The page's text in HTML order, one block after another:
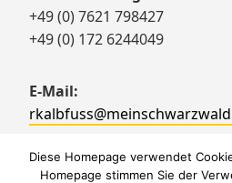
+49 (0) 7621 798427
+49 (0) 172 6244049
E-Mail:
Diese Homepage verwendet
Homepage stimmen Sie der